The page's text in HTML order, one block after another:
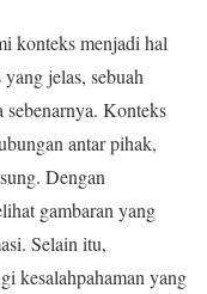
konteks menjadi hal
jelas, sebuah
sebenarnya. Konteks
antar pihak,
Dengan
gambaran yang
Selain itu,
kesalahpahaman yang